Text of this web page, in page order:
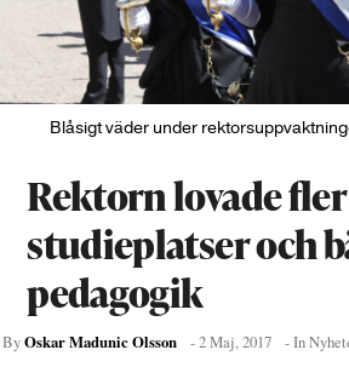
Blåsigt väder under
Rektorn lovade fler
studieplatser och
pedagogik
ByOskar Madunic Olsson -2 Maj, 2017 - In